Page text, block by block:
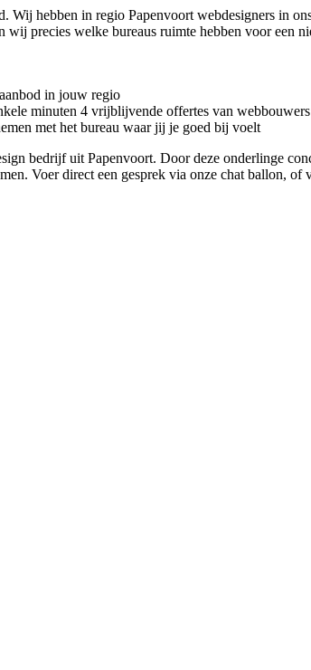
Wij hebben in regio Papenvoort webdesigners in
precies welke bureaus ruimte hebben voor een
in jouw regio
minuten 4 vrijblijvende offertes van
met het bureau waar jij je goed bij voelt
bedrijf uit Papenvoort. Door deze onderlinge
Voer direct een gesprek via onze chat ballon, of